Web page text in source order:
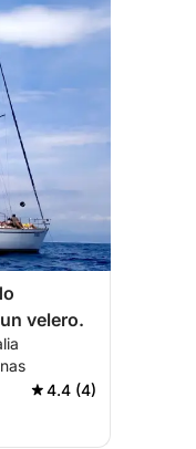
velero.
4.4 (4)